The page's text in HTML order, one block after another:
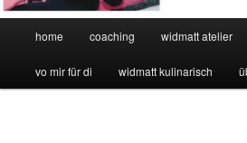
home coaching widmatt atelier
vo mir für di widmatt kulinarisch